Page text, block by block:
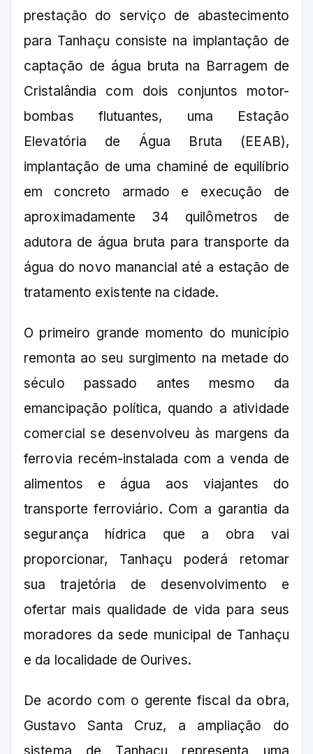
prestação do serviço de abastecimento
para Tanhaçu consiste na implantação de
captação de água bruta na Barragem de
Cristalândia com dois conjuntos motor-
bombas flutuantes, uma Estação
Elevatória de Água Bruta (EEAB),
implantação de uma chaminé de equilíbrio
em concreto armado e execução de
aproximadamente 34 quilômetros de
adutora de água bruta para transporte da
água do novo manancial até a estação de
tratamento existente na cidade.
O primeiro grande momento do município
remonta ao seu surgimento na metade do
século passado antes mesmo da
emancipação política, quando a atividade
comercial se desenvolveu às margens da
ferrovia recém-instalada com a venda de
alimentos e água aos viajantes do
transporte ferroviário. Com a garantia da
segurança hídrica que a obra vai
proporcionar, Tanhaçu poderá retomar
sua trajetória de desenvolvimento e
ofertar mais qualidade de vida para seus
moradores da sede municipal de Tanhaçu
e da localidade de Ourives.
De acordo com o gerente fiscal da obra,
Gustavo Santa Cruz, a ampliação do